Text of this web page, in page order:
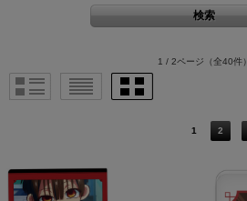
1 / 2ページ （全40件）
1 2